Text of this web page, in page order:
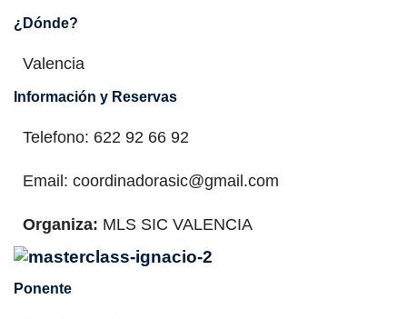
¿Dónde?
Valencia
Información y Reservas
Telefono: 622 92 66 92
Email: coordinadorasic@gmail.com
Organiza: MLS SIC VALENCIA
Ponente